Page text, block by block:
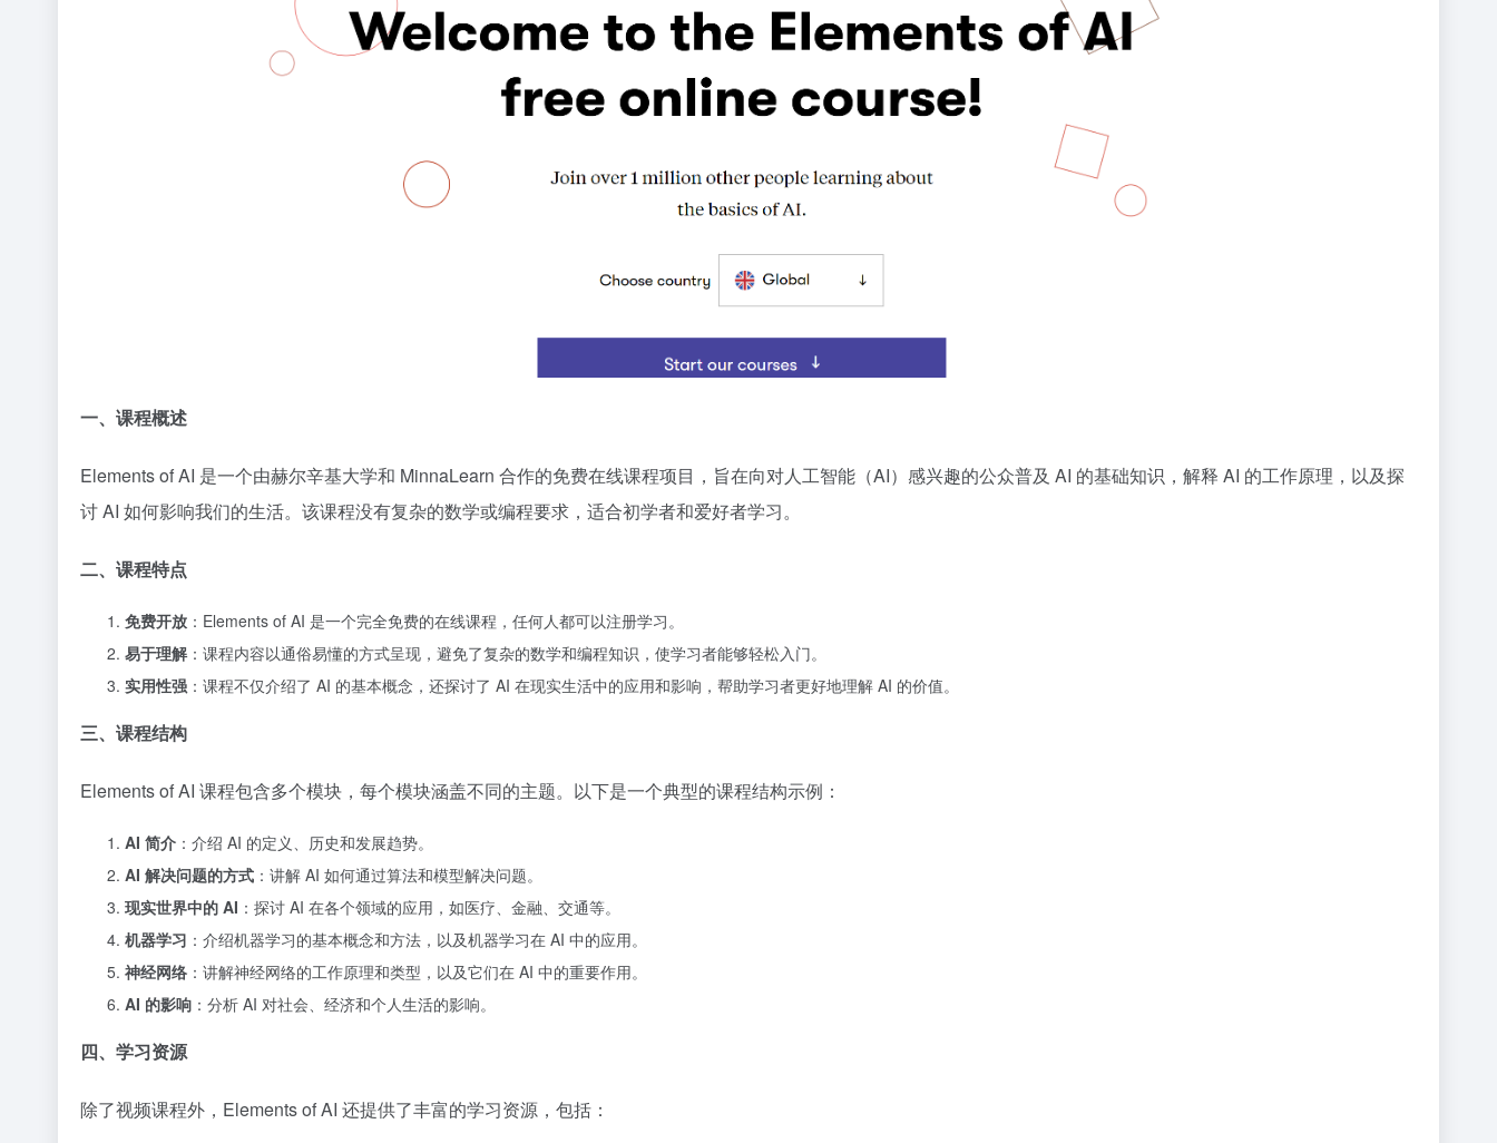
一、课程概述
Elements of AI 是一个由赫尔辛基大学和 MinnaLearn 合作的免费在线课程项目，旨在向对人工智能（AI）感兴趣的公众普及 AI 的基础知识，解释 AI 的工作原理，以及探
讨 AI 如何影响我们的生活。该课程没有复杂的数学或编程要求，适合初学者和爱好者学习。
二、课程特点
免费开放 ：Elements of AI 是一个完全免费的在线课程，任何人都可以注册学习。
易于理解：课程内容以通俗易懂的方式呈现，避免了复杂的数学和编程知识，使学习者能够轻松入门。
实用性强 ：课程不仅介绍了 AI 的基本概念，还探讨了 AI 在现实生活中的应用和影响，帮助学习者更好地理解 AI 的价值。
三、课程结构
Elements of AI 课程包含多个模块，每个模块涵盖不同的主题。以下是一个典型的课程结构示例：
AI 简介 ：介绍 AI 的定义、历史和发展趋势。
AI 解决问题的方式 ：讲解 AI 如何通过算法和模型解决问题。
现实世界中的 AI ：探讨 AI 在各个领域的应用，如医疗、金融、交通等。
机器学习 ：介绍机器学习的基本概念和方法，以及机器学习在 AI 中的应用。
神经网络 ：讲解神经网络的工作原理和类型，以及它们在 AI 中的重要作用。
AI 的影响 ：分析 AI 对社会、经济和个人生活的影响。
四、学习资源
除了视频课程外，Elements of AI 还提供了丰富的学习资源，包括：